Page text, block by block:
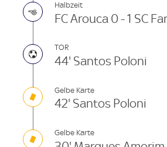
Halbzeit
FC Arouca 0 - 1 SC
TOR
44' Santos Poloni
Gelbe Karte
42' Santos Poloni
Gelbe Karte